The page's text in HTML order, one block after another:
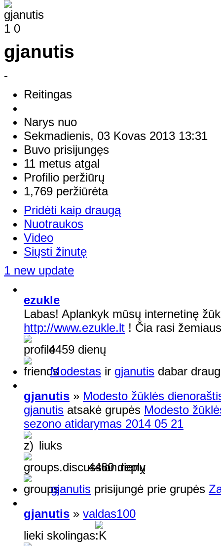
1 0
gjanutis
-
Reitingas
Narys nuo
Sekmadienis, 03 Kovas 2013 13:31
Buvo prisijungęs
11 metus atgal
Profilio peržiūrų
1,769 peržiūrėta
Pridėti kaip draugą
Nuotraukos
Video
Siųsti žinutę
1 new update
ezukle
Labas! Aplankyk mūsų internetinę
http://www.ezukle.lt ! Čia rasi
4459 dienų
Modestas ir gjanutis dabar
gjanutis » Modesto žūklės
gjanutis atsakė grupės Modesto
sezono atidarymas 2014 05 21
liuks
4460 dienų
gjanutis prisijungė prie grupės
gjanutis » valdas100
lieki skolingas